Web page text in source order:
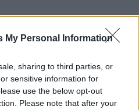
My Personal Information
sharing to third parties, or
sensitive information for
use the below opt-out
Please note that after your
A GYÓGYSZEREIKET –
JELENTKEZIK EZ A
FIGYELJ